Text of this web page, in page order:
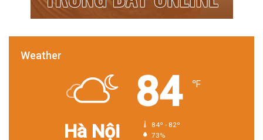
Weather
Hà Nội
84 ℉
84º - 82º
73%